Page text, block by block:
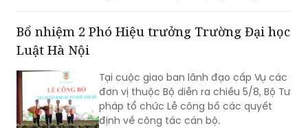
Bổ nhiệm 2 Phó Hiệu trưởng Trường Đại học
Luật Hà Nội
Tại cuộc giao ban lãnh đạo cấp Vụ các
đơn vị thuộc Bộ diễn ra chiều 5/8, Bộ Tư
pháp tổ chức Lễ công bố các quyết
định về công tác cán bộ.